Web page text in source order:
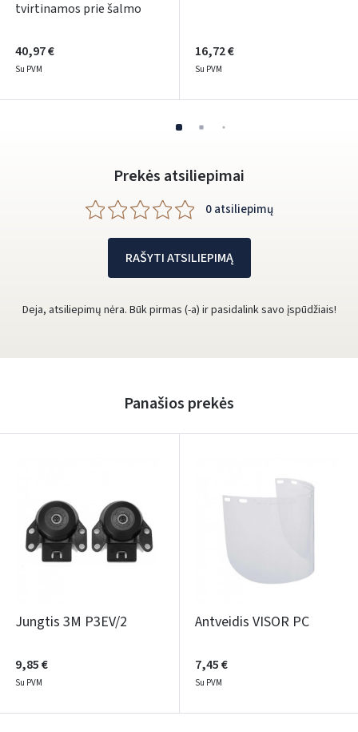
tvirtinamos prie šalmo
40,97 €
Su PVM
16,72 €
Su PVM
Prekės atsiliepimai
0 atsiliepimų
RAŠYTI ATSILIEPIMĄ
Deja, atsiliepimų nėra. Būk pirmas (-a) ir pasidalink savo įspūdžiais!
Rašyti atsiliepimą
Panašios prekės
Jungtis 3M P3EV/2
9,85 €
Su PVM
Antveidis VISOR PC
7,45 €
Su PVM
Dar neturite paskyros? Registruokites